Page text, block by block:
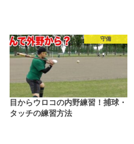
守備
目からウロコの内野練習！捕球・
タッチの練習方法